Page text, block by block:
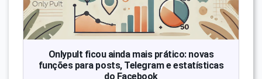
Onlypult ficou ainda mais prático: novas
funções para posts, Telegram e estatísticas
do Facebook